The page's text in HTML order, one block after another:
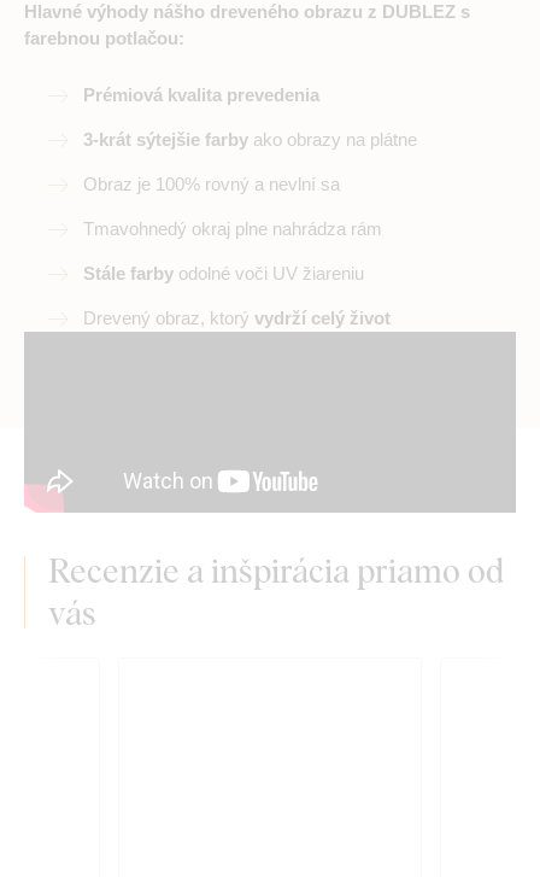
Hlavné výhody nášho dreveného obrazu z DUBLEZ s
farebnou potlačou:
Prémiová kvalita prevedenia
3-krát sýtejšie farby ako obrazy na plátne
Obraz je 100% rovný a nevlní sa
Tmavohnedý okraj plne nahrádza rám
Stále farby odolné voči UV žiareniu
Drevený obraz, ktorý vydrží celý život
Recenzie a inšpirácia priamo od
vás